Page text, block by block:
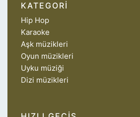
KATEGORI
Hip Hop
Karaoke
Aşk müzikleri
Oyun müzikleri
Uyku müziği
Dizi müzikleri